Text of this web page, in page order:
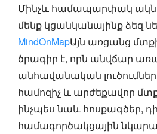
Մինչև համապարփակ
մենք կցանկանայինք ձեզ
MindOnMapԱյն առցանց
ծրագիր է, որն անվճար
անհավանական
համոզիչ և արժեքավոր
ինչպես նաև հոսքագծեր,
համագործակցային